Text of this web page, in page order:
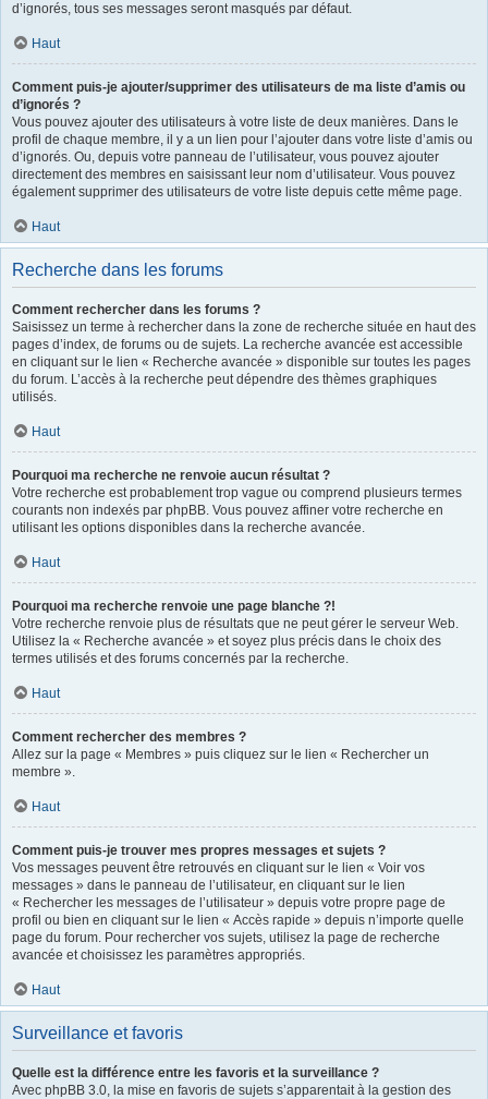
d’ignorés, tous ses messages seront masqués par défaut.
Haut
Comment puis-je ajouter/supprimer des utilisateurs de ma liste d’amis ou
d’ignorés ?
Vous pouvez ajouter des utilisateurs à votre liste de deux manières. Dans le
profil de chaque membre, il y a un lien pour l’ajouter dans votre liste d’amis ou
d’ignorés. Ou, depuis votre panneau de l’utilisateur, vous pouvez ajouter
directement des membres en saisissant leur nom d’utilisateur. Vous pouvez
également supprimer des utilisateurs de votre liste depuis cette même page.
Haut
Recherche dans les forums
Comment rechercher dans les forums ?
Saisissez un terme à rechercher dans la zone de recherche située en haut des
pages d’index, de forums ou de sujets. La recherche avancée est accessible
en cliquant sur le lien « Recherche avancée » disponible sur toutes les pages
du forum. L’accès à la recherche peut dépendre des thèmes graphiques
utilisés.
Haut
Pourquoi ma recherche ne renvoie aucun résultat ?
Votre recherche est probablement trop vague ou comprend plusieurs termes
courants non indexés par phpBB. Vous pouvez affiner votre recherche en
utilisant les options disponibles dans la recherche avancée.
Haut
Pourquoi ma recherche renvoie une page blanche ?!
Votre recherche renvoie plus de résultats que ne peut gérer le serveur Web.
Utilisez la « Recherche avancée » et soyez plus précis dans le choix des
termes utilisés et des forums concernés par la recherche.
Haut
Comment rechercher des membres ?
Allez sur la page « Membres » puis cliquez sur le lien « Rechercher un
membre ».
Haut
Comment puis-je trouver mes propres messages et sujets ?
Vos messages peuvent être retrouvés en cliquant sur le lien « Voir vos
messages » dans le panneau de l’utilisateur, en cliquant sur le lien
« Rechercher les messages de l’utilisateur » depuis votre propre page de
profil ou bien en cliquant sur le lien « Accès rapide » depuis n’importe quelle
page du forum. Pour rechercher vos sujets, utilisez la page de recherche
avancée et choisissez les paramètres appropriés.
Haut
Surveillance et favoris
Quelle est la différence entre les favoris et la surveillance ?
Avec phpBB 3.0, la mise en favoris de sujets s’apparentait à la gestion des